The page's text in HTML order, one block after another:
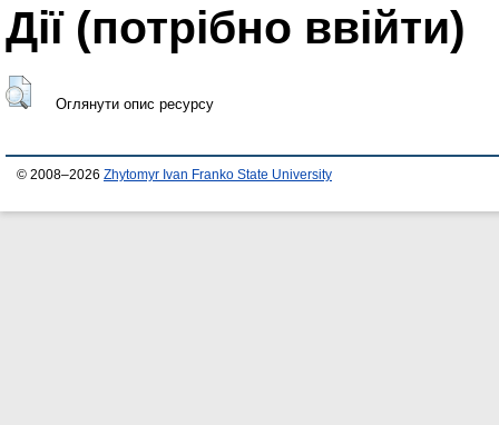
Дії ​​(потрібно ввійти)
Оглянути опис ресурсу
© 2008–2026 Zhytomyr Ivan Franko State University